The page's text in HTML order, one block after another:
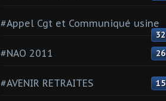
#Appel Cgt et Communiqué usine
32
#NAO 2011 26
#AVENIR RETRAITES 15